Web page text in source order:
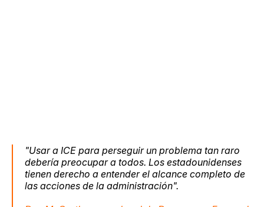
"Usar a ICE para perseguir un problema tan raro
debería preocupar a todos. Los estadounidenses
tienen derecho a entender el alcance completo de
las acciones de la administración".